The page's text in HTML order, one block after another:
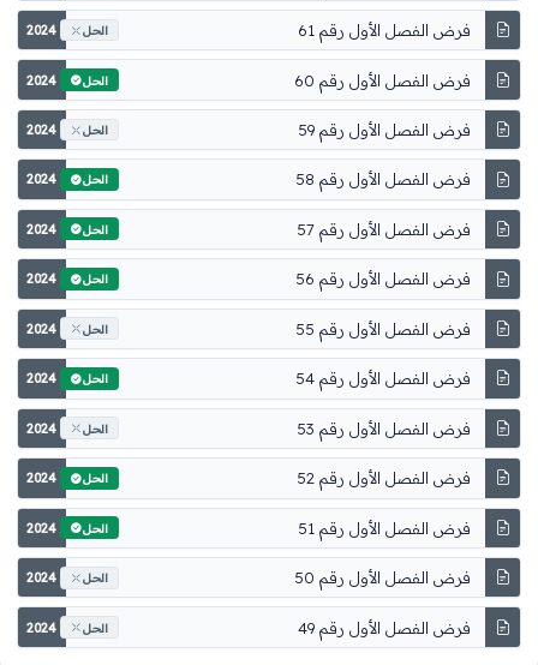
فرض الفصل الأول رقم 61 2024 الحل
فرض الفصل الأول رقم 60 2024 الحل
فرض الفصل الأول رقم 59 2024 الحل
فرض الفصل الأول رقم 58 2024 الحل
فرض الفصل الأول رقم 57 2024 الحل
فرض الفصل الأول رقم 56 2024 الحل
فرض الفصل الأول رقم 55 2024 الحل
فرض الفصل الأول رقم 54 2024 الحل
فرض الفصل الأول رقم 53 2024 الحل
فرض الفصل الأول رقم 52 2024 الحل
فرض الفصل الأول رقم 51 2024 الحل
فرض الفصل الأول رقم 50 2024 الحل
فرض الفصل الأول رقم 49 2024 الحل